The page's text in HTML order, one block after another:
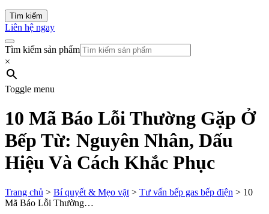
Tìm kiếm
Liên hệ ngay
Tìm kiếm sản phẩm
×
Toggle menu
10 Mã Báo Lỗi Thường Gặp Ở
Bếp Từ: Nguyên Nhân, Dấu
Hiệu Và Cách Khắc Phục
Trang chủ > Bí quyết & Mẹo vặt > Tư vấn bếp gas bếp điện > 10
Mã Báo Lỗi Thường…